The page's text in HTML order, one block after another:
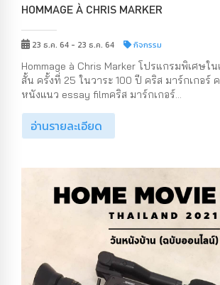
HOMMAGE À CHRIS MARKER
23 ธ.ค. 64 - 23 ธ.ค. 64 กิจกรรม
Hommage à Chris Marker โปรแกรมพิเศษใ
สั้น ครั้งที่ 25 ในวาระ 100 ปี คริส มาร์กเกอร์
หนังแนว essay filmคริส มาร์กเกอร์...
อ่านรายละเอียด